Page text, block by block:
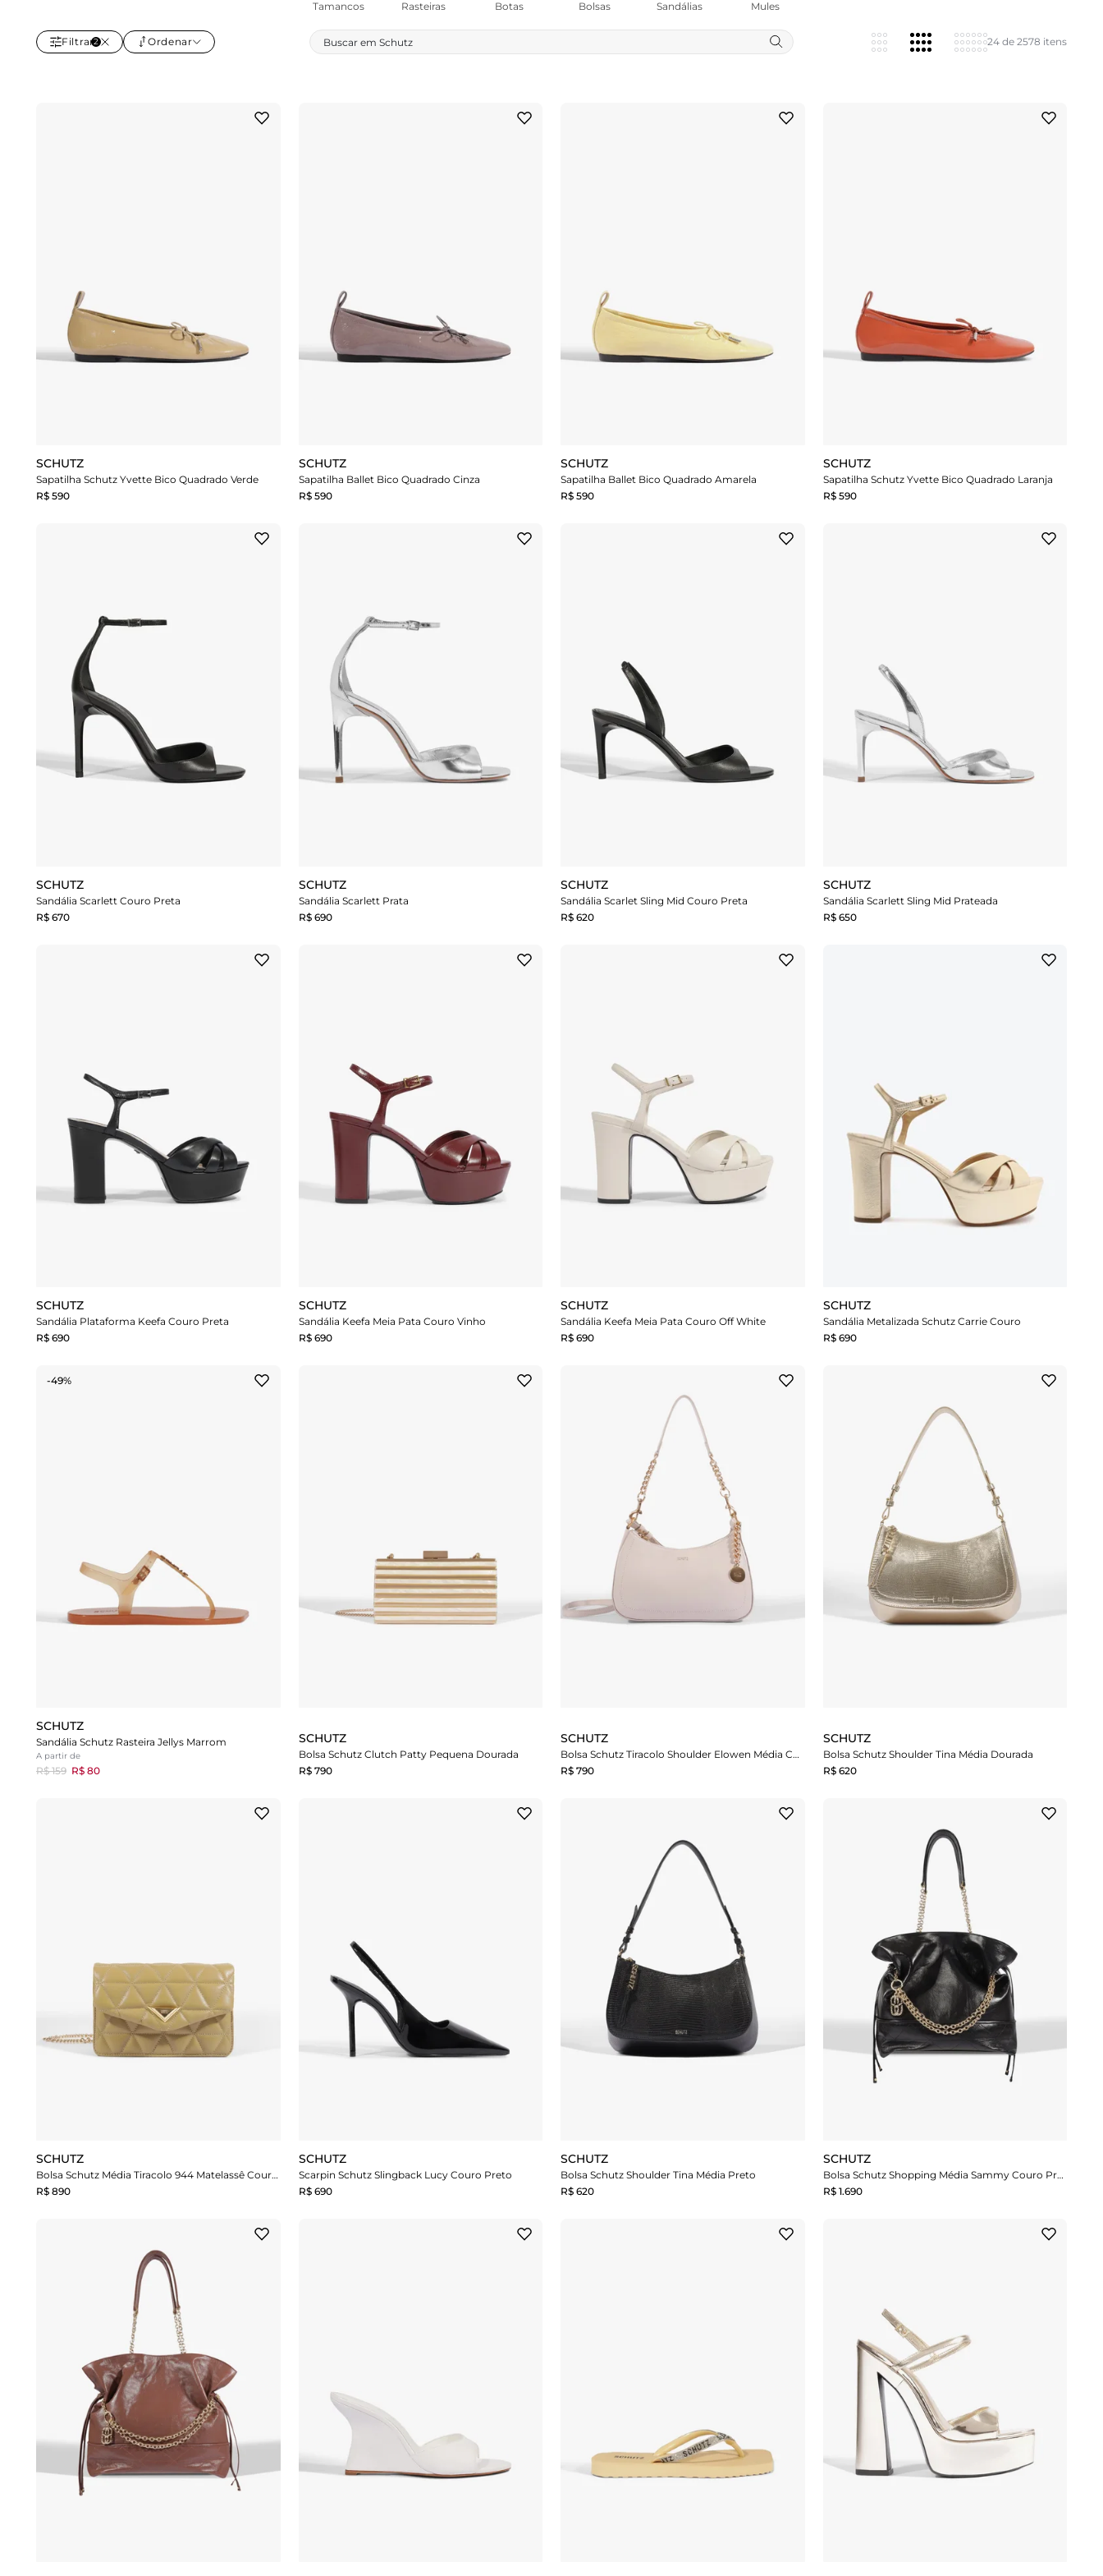
Tamancos Rasteiras Botas Bolsas Sandálias Mules
24 de 2578 itens
Filtrar2 Ordenar
SCHUTZ
Sapatilha Schutz Yvette Bico Quadrado Verde
R$ 590
SCHUTZ
Sapatilha Ballet Bico Quadrado Cinza
R$ 590
SCHUTZ
Sapatilha Ballet Bico Quadrado Amarela
R$ 590
SCHUTZ
Sapatilha Schutz Yvette Bico Quadrado Laranja
R$ 590
SCHUTZ
Sandália Scarlett Couro Preta
R$ 670
SCHUTZ
Sandália Scarlett Prata
R$ 690
SCHUTZ
Sandália Scarlet Sling Mid Couro Preta
R$ 620
SCHUTZ
Sandália Scarlett Sling Mid Prateada
R$ 650
SCHUTZ
Sandália Plataforma Keefa Couro Preta
R$ 690
SCHUTZ
Sandália Keefa Meia Pata Couro Vinho
R$ 690
SCHUTZ
Sandália Keefa Meia Pata Couro Off White
R$ 690
SCHUTZ
Sandália Metalizada Schutz Carrie Couro
R$ 690
-49%
SCHUTZ
Sandália Schutz Rasteira Jellys Marrom
A partir de
R$ 159 R$ 80
SCHUTZ
Bolsa Schutz Clutch Patty Pequena Dourada
R$ 790
SCHUTZ
Bolsa Schutz Tiracolo Shoulder Elowen Média Couro Branca
R$ 790
SCHUTZ
Bolsa Schutz Shoulder Tina Média Dourada
R$ 620
SCHUTZ
Bolsa Schutz Média Tiracolo 944 Matelassê Couro Verde
R$ 890
SCHUTZ
Scarpin Schutz Slingback Lucy Couro Preto
R$ 690
SCHUTZ
Bolsa Schutz Shoulder Tina Média Preto
R$ 620
SCHUTZ
Bolsa Schutz Shopping Média Sammy Couro Preta
R$ 1.690